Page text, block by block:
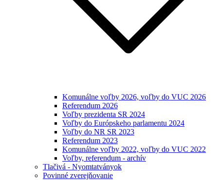
Komunálne voľby 2026, voľby do VUC 2026
Referendum 2026
Voľby prezidenta SR 2024
Voľby do Európskeho parlamentu 2024
Voľby do NR SR 2023
Referendum 2023
Komunálne voľby 2022, voľby do VUC 2022
Voľby, referendum - archív
Tlačivá - Nyomtatványok
Povinné zverejňovanie